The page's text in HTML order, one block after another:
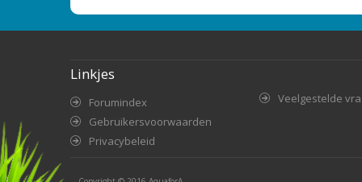
Linkjes
Forumindex
Gebruikersvoorwaarden
Privacybeleid
Veelgestelde